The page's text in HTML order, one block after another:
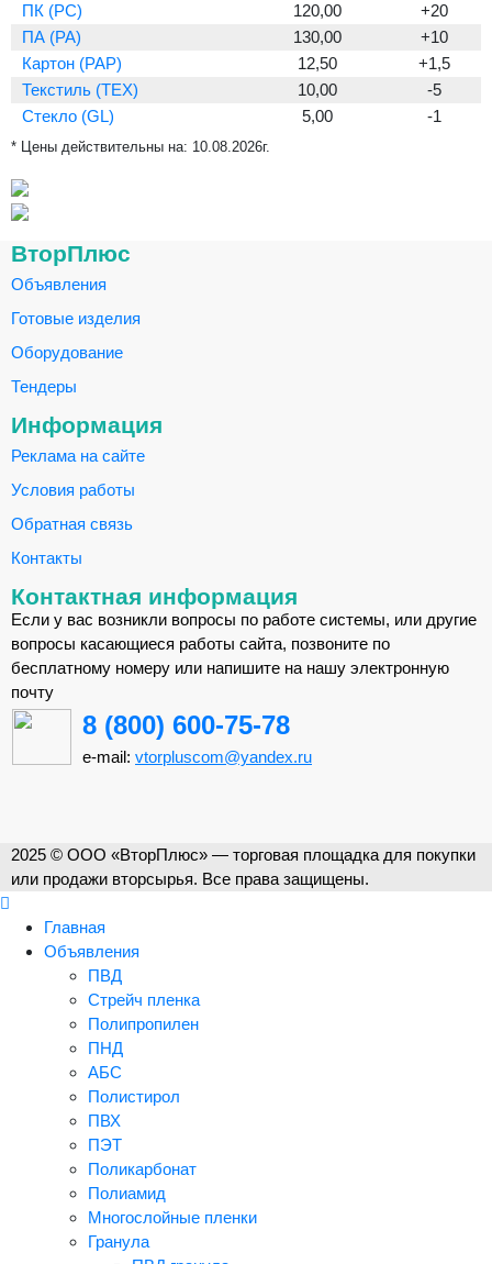
ПК (PC)
120,00
+20
ПА (PA)
130,00
+10
Картон (PAP)
12,50
+1,5
Текстиль (TEX)
10,00
-5
Стекло (GL)
5,00 -1
* Цены действительны на: 10.08.2026г.
ВторПлюс
Объявления
Готовые изделия
Оборудование
Тендеры
Информация
Реклама на сайте
Условия работы
Обратная связь
Контакты
Контактная информация
Если у вас возникли вопросы по работе системы, или другие
вопросы касающиеся работы сайта, позвоните по
бесплатному номеру или напишите на нашу электронную
почту
8 (800) 600-75-78
e-mail: vtorpluscom@yandex.ru
2025 © ООО «ВторПлюс» — торговая площадка для покупки
или продажи вторсырья. Все права защищены.
Главная
Объявления
ПВД
Стрейч пленка
Полипропилен
ПНД
АБС
Полистирол
ПВХ
ПЭТ
Поликарбонат
Полиамид
Многослойные пленки
Гранула